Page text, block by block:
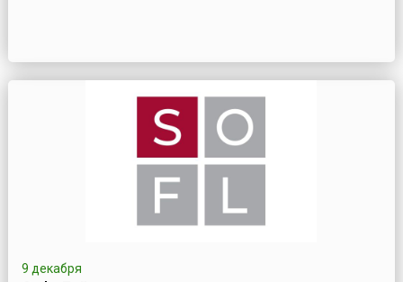
9 декабря